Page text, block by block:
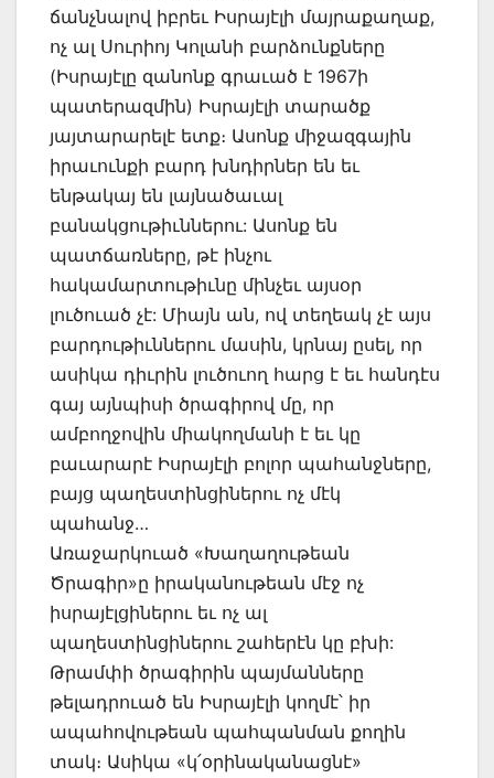
ճանչնալով իբրեւ Իսրայէլի մայրաքաղաք,
ոչ ալ Սուրիոյ Կոլանի բարձունքները
(Իսրայէլը զանոնք գրաւած է 1967ի
պատերազմին) Իսրայէլի տարածք
յայտարարելէ ետք։ Ասոնք միջազգային
իրաւունքի բարդ խնդիրներ են եւ
ենթակայ են լայնածաւալ
բանակցութիւններու: Ասոնք են
պատճառները, թէ ինչու
հակամարտութիւնը մինչեւ այսօր
լուծուած չէ: Միայն ան, ով տեղեակ չէ այս
բարդութիւններու մասին, կրնայ ըսել, որ
ասիկա դիւրին լուծուող հարց է եւ հանդէս
գայ այնպիսի ծրագիրով մը, որ
ամբողջովին միակողմանի է եւ կը
բաւարարէ Իսրայէլի բոլոր պահանջները,
բայց պաղեստինցիներու ոչ մէկ
պահանջ…
Առաջարկուած «Խաղաղութեան
Ծրագիր»ը իրականութեան մէջ ոչ
իսրայէլցիներու եւ ոչ ալ
պաղեստինցիներու շահերէն կը բխի:
Թրամփի ծրագիրին պայմանները
թելադրուած են Իսրայէլի կողմէ՝ իր
ապահովութեան պահպանման քողին
տակ։ Ասիկա «կ՛օրինականացնէ»